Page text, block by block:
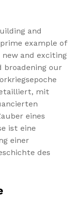
and
example of
and exciting
broadening our
mit
eines
ist eine
einer
des